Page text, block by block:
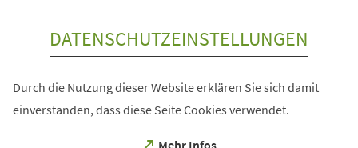
DATENSCHUTZEINSTELLUNGEN
Durch die Nutzung dieser Website erklären Sie sich damit
einverstanden, dass diese Seite Cookies verwendet.
Mehr Infos
(Öffnet